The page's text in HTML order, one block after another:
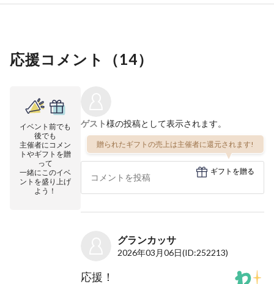
応援コメント（14）
イベント前でも
後でも
主催者にコメン
トやギフトを贈
って
一緒にこのイベ
ントを盛り上げ
よう！
ゲスト様の投稿として表示されます。
贈られたギフトの売上は主催者に還元されます!
ギフトを贈る
グランカッサ
2026年03月06日(ID:252213)
応援！